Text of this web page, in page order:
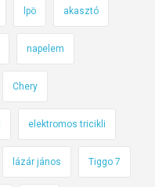
lpö akasztó
napelem
Chery
elektromos tricikli
lázár jános Tiggo 7